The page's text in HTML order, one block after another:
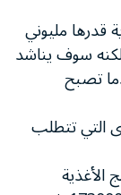
قدرها مليوني
سوف يناشد
تصبح
التي تتطلب
الأغذية